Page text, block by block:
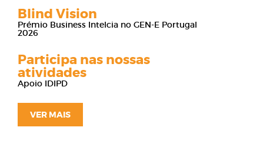
Blind Vision
Prémio Business Intelcia no GEN-E Portugal
2026
Participa nas nossas
atividades
Apoio IDIPD
VER MAIS